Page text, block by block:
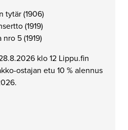
tytär (1906)
(1919)
5 (1919)
klo 12 Lippu.fin
ostajan etu 10 % alennus